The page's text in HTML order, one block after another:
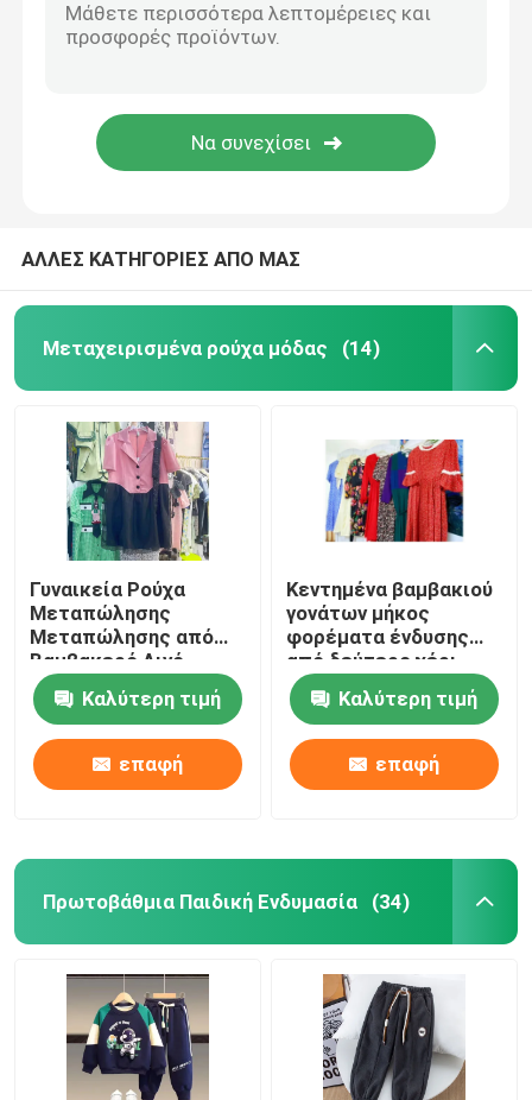
Σπίτι
ΑΛΛΕΣ ΚΑΤΗΓΟΡΙΕΣ ΑΠΟ ΜΑΣ
Μεταχειρισμένα ρούχα μόδας (14)
Γυναικεία Ρούχα
Μεταπώλησης
Μεταπώλησης από
Βαμβακερό Λινό
Πολυεστέρας
Δαντέλας
Μεταχειρισμένα
Online Ρούχα
Καλύτερη τιμή
επαφή
Κεντημένα βαμβακιού
γονάτων μήκος
φορέματα ένδυσης
από δεύτερο χέρι
επίσημα
Καλύτερη τιμή
επαφή
Πρωτοβάθμια Παιδική Ενδυμασία (34)